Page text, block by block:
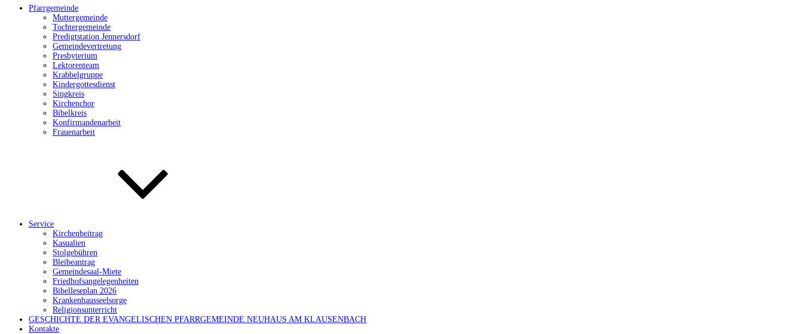
Pfarrgemeinde
Muttergemeinde
Tochtergemeinde
Predigtstation Jennersdorf
Gemeindevertretung
Presbyterium
Lektorenteam
Krabbelgruppe
Kindergottesdienst
Singkreis
Kirchenchor
Bibelkreis
Konfirmandenarbeit
Frauenarbeit
Service
Kirchenbeitrag
Kasualien
Stolgebühren
Bleibeantrag
Gemeindesaal-Miete
Friedhofsangelegenheiten
Bibelleseplan 2026
Krankenhausseelsorge
Religionsunterricht
GESCHICHTE DER EVANGELISCHEN PFARRGEMEINDE NEUHAUS AM KLAUSENBACH
Kontakte